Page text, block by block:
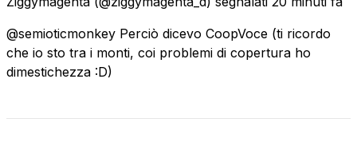
@semioticmonkey Perciò dicevo CoopVoce (ti ricordo
che io sto tra i monti, coi problemi di copertura ho
dimestichezza :D)